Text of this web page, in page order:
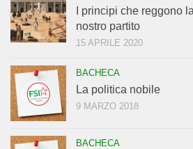
I principi che reggono
nostro partito
15 APRILE 2020
BACHECA
La politica nobile
9 MARZO 2018
BACHECA